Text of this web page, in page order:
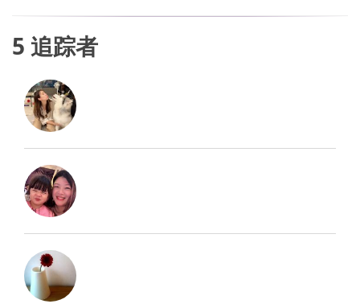
5 追踪者